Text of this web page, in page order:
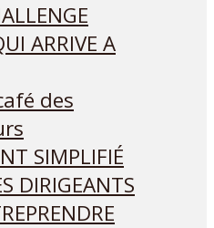
ARRIVE A
des
SIMPLIFIÉ
DIRIGEANTS